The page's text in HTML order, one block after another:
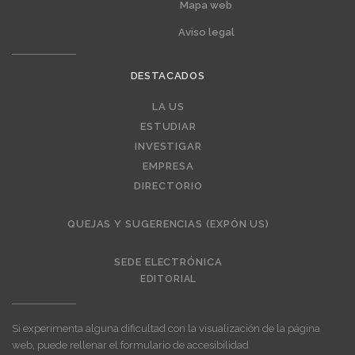
Mapa web
Aviso legal
DESTACADOS
LA US
ESTUDIAR
INVESTIGAR
EMPRESA
DIRECTORIO
QUEJAS Y SUGERENCIAS (EXPÓN US)
SEDE ELECTRÓNICA
EDITORIAL
Si experimenta alguna dificultad con la visualización de la página
web, puede rellenar el formulario de accesibilidad